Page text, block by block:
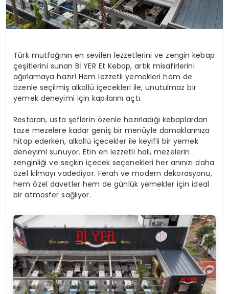
Türk mutfağının en sevilen lezzetlerini ve zengin kebap
çeşitlerini sunan Bİ YER Et Kebap, artık misafirlerini
ağırlamaya hazır! Hem lezzetli yemekleri hem de
özenle seçilmiş alkollü içecekleri ile, unutulmaz bir
yemek deneyimi için kapılarını açtı.
Restoran, usta şeflerin özenle hazırladığı kebaplardan
taze mezelere kadar geniş bir menüyle damaklarınıza
hitap ederken, alkollü içecekler ile keyifli bir yemek
deneyimi sunuyor. Etin en lezzetli hali, mezelerin
zenginliği ve seçkin içecek seçenekleri her anınızı daha
özel kılmayı vadediyor. Ferah ve modern dekorasyonu,
hem özel davetler hem de günlük yemekler için ideal
bir atmosfer sağlıyor.